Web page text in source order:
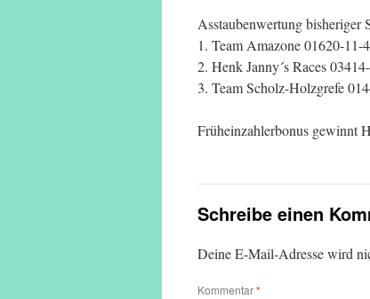
Asstaubenwertung bisheriger
1. Team Amazone 01620-11-
2. Henk Janny´s Races
3. Team Scholz-Holzgrefe
Früheinzahlerbonus gewinnt
Schreibe einen
Deine E-Mail-Adresse wird
Kommentar*